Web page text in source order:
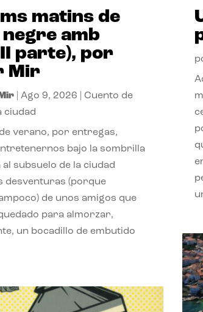
matins de
amb
parte), por
Mir
|Ago 9, 2026 |Cuento de
ciudad
verano, por entregas,
bajo la sombrilla
subsuelo de la ciudad
desventuras (porque
de unos amigos que
para almorzar,
un bocadillo de embutido